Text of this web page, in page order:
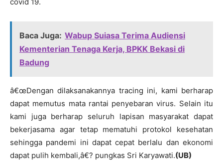
Baca Juga: Wabup Suiasa Terima Audiensi
Kementerian Tenaga Kerja, BPKK Bekasi di
Badung
â€œDengan dilaksanakannya tracing ini, kami berharap
dapat memutus mata rantai penyebaran virus. Selain itu
kami juga berharap seluruh lapisan masyarakat dapat
bekerjasama agar tetap mematuhi protokol kesehatan
sehingga pandemi ini dapat cepat berlalu dan ekonomi
dapat pulih kembali,â€? pungkas Sri Karyawati.(UB)